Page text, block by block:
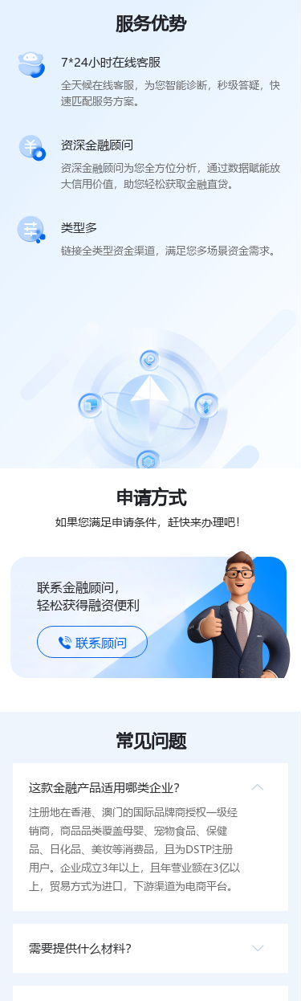
服务优势
7*24小时在线客服
全天候在线客服，为您智能诊断，秒级答疑，快
速匹配服务方案。
资深金融顾问
资深金融顾问为您全方位分析，通过数据赋能放
大信用价值，助您轻松获取金融直贷。
类型多
链接全类型资金渠道，满足您多场景资金需求。
申请方式
如果您满足申请条件，赶快来办理吧！
联系金融顾问，
轻松获得融资便利
联系顾问
常见问题
这款金融产品适用哪类企业？
注册地在香港、澳门的国际品牌商授权一级经
销商，商品品类覆盖母婴、宠物食品、保健
品、日化品、美妆等消费品，且为DSTP注册
用户。企业成立3年以上，且年营业额在3亿以
上，贸易方式为进口，下游渠道为电商平台。
需要提供什么材料？